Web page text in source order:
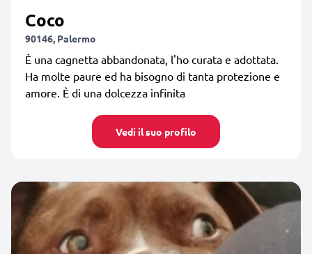
Coco
90146, Palermo
È una cagnetta abbandonata, l'ho curata e adottata.
Ha molte paure ed ha bisogno di tanta protezione e
amore. È di una dolcezza infinita
Vedi il suo profilo